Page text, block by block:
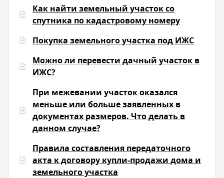
Как найти земельный участок со
спутника по кадастровому номеру
Покупка земельного участка под ИЖС
Можно ли перевести дачный участок в
ИЖС?
При межевании участок оказался
меньше или больше заявленных в
документах размеров. Что делать в
данном случае?
Правила составления передаточного
акта к договору купли-продажи дома и
земельного участка